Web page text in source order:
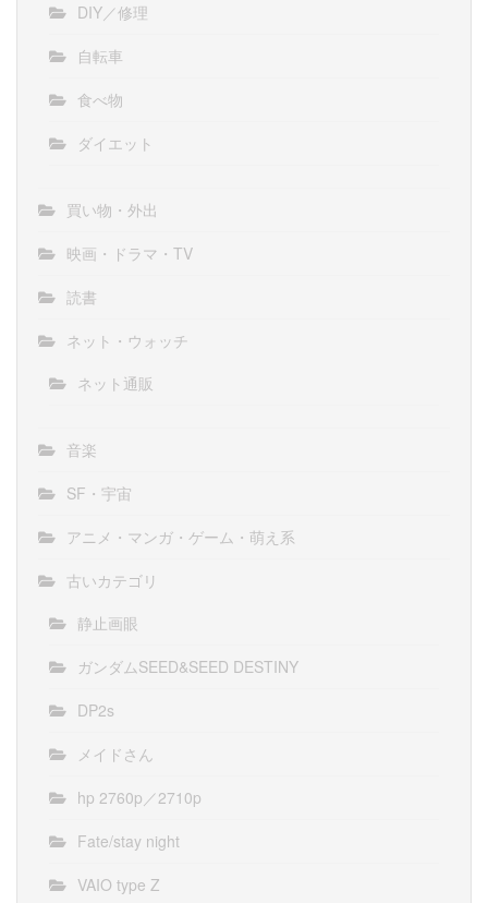
DIY／修理
自転車
食べ物
ダイエット
買い物・外出
映画・ドラマ・TV
読書
ネット・ウォッチ
ネット通販
音楽
SF・宇宙
アニメ・マンガ・ゲーム・萌え系
古いカテゴリ
静止画眼
ガンダムSEED&SEED DESTINY
DP2s
メイドさん
hp 2760p／2710p
Fate/stay night
VAIO type Z